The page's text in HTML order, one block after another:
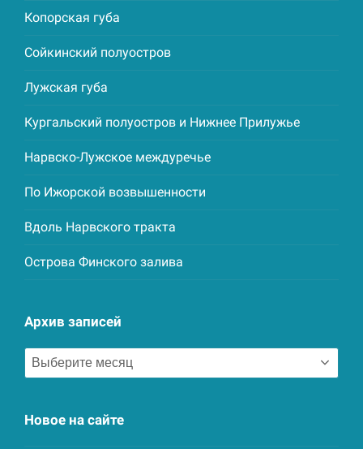
Копорская губа
Сойкинский полуостров
Лужская губа
Кургальский полуостров и Нижнее Прилужье
Нарвско-Лужское междуречье
По Ижорской возвышенности
Вдоль Нарвского тракта
Острова Финского залива
Архив записей
Архив
записей
Новое на сайте